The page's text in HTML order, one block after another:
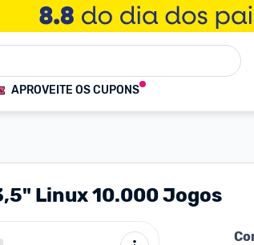
APROVEITE OS CUPONS
Linux 10.000 Jogos